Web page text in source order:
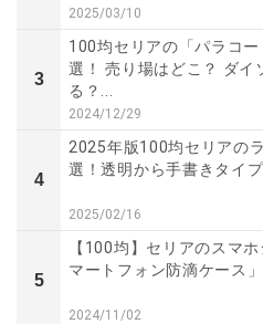
2025/03/10
3
100均セリアの「パラコ
選！ 売り場はどこ？ ダイ
る？...
2024/12/29
4
2025年版100均セリアの
選！透明から手書きタイ
2025/02/16
5
【100均】セリアのスマ
マートフォン防滴ケース
2024/11/02